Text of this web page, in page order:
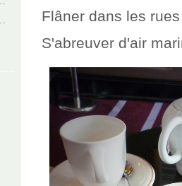
Flâner dans les rues
S'abreuver d'air